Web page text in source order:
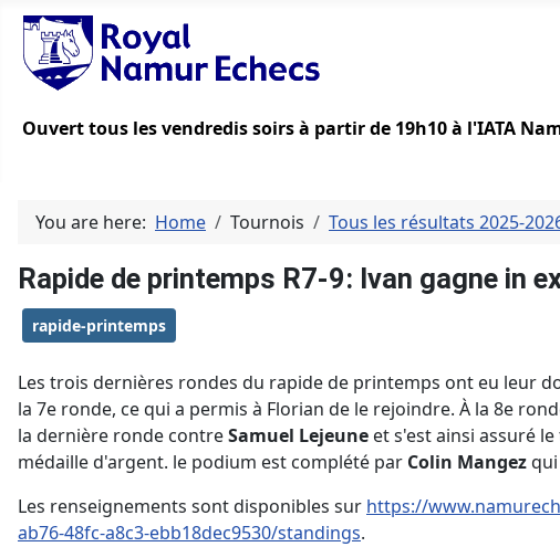
Ouvert tous les vendredis soirs à partir de 19h10 à l'IATA
You are here: Home Tournois Tous les résultats 2025-
Rapide de printemps R7-9: Ivan gagne in
rapide-printemps
Les trois dernières rondes du rapide de printemps ont eu leur
la 7e ronde, ce qui a permis à Florian de le rejoindre. À la 8e
la dernière ronde contreSamuel Lejeune et s'est ainsi assuré
médaille d'argent. le podium est complété par Colin Mangez
Les renseignements sont disponibles sur https://
ab76-48fc-a8c3-ebb18dec9530/standings.